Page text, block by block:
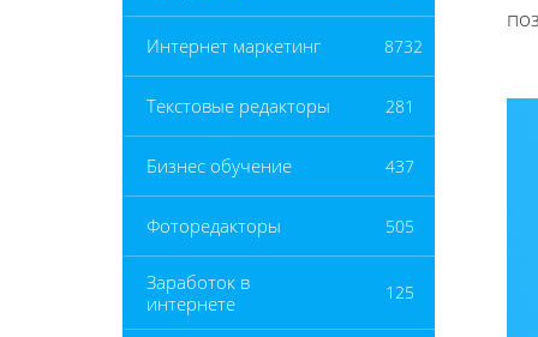
Интернет маркетинг 8732
Текстовые редакторы 281
Бизнес обучение 437
Фоторедакторы 505
Заработок в
интернете
125